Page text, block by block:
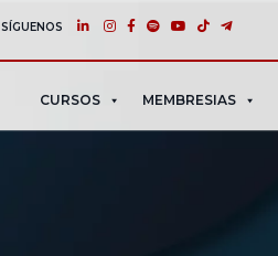
SÍGUENOS
CURSOS MEMBRESIAS